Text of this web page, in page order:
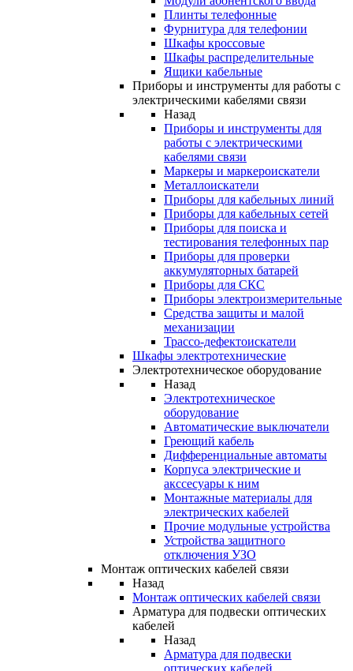
Плинты телефонные
Фурнитура для телефонии
Шкафы кроссовые
Шкафы распределительные
Ящики кабельные
Приборы и инструменты для работы с
электрическими кабелями связи
Назад
Приборы и инструменты для
работы с электрическими
кабелями связи
Маркеры и маркероискатели
Металлоискатели
Приборы для кабельных линий
Приборы для кабельных сетей
Приборы для поиска и
тестирования телефонных пар
Приборы для проверки
аккумуляторных батарей
Приборы для СКС
Приборы электроизмерительные
Средства защиты и малой
механизации
Трассо-дефектоискатели
Шкафы электротехнические
Электротехническое оборудование
Назад
Электротехническое
оборудование
Автоматические выключатели
Греющий кабель
Дифференциальные автоматы
Корпуса электрические и
акссесуары к ним
Монтажные материалы для
электрических кабелей
Прочие модульные устройства
Устройства защитного
отключения УЗО
Монтаж оптических кабелей связи
Назад
Монтаж оптических кабелей связи
Арматура для подвески оптических
кабелей
Назад
Арматура для подвески
оптических кабелей